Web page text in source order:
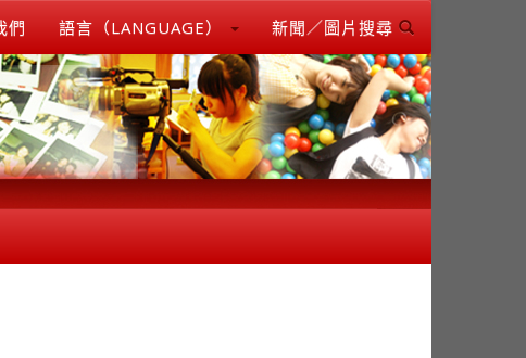
們 語言（LANGUAGE） 新聞／圖片搜尋